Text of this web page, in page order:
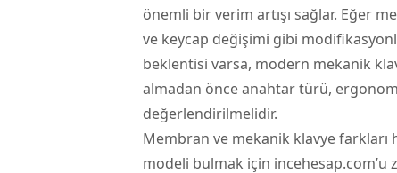
önemli bir verim artışı sağlar. Eğer
ve keycap değişimi gibi
beklentisi varsa, modern mekanik
almadan önce anahtar türü,
değerlendirilmelidir.
Membran ve mekanik klavye farkları
modeli bulmak için incehesap.com’u